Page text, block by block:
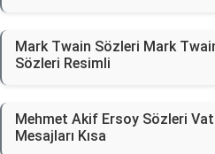
Mark Twain Sözleri Mark
Sözleri Resimli
Mehmet Akif Ersoy Sözleri
Mesajları Kısa